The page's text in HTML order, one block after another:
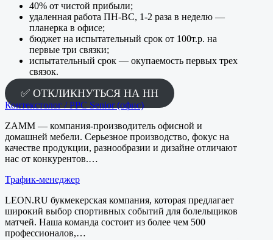
40% от чистой прибыли;
удаленная работа ПН-ВС, 1-2 раза в неделю —
планерка в офисе;
бюджет на испытательный срок от 100т.р. на
первые три связки;
испытательный срок — окупаемость первых трех
связок.
✅ ОТКЛИКНУТЬСЯ НА HH
Контекстолог / PPC Senior (офис)
ZAMM — компания-производитель офисной и
домашней мебели. Серьезное производство, фокус на
качестве продукции, разнообразии и дизайне отличают
нас от конкурентов.…
Трафик-менеджер
LEON.RU букмекерская компания, которая предлагает
широкий выбор спортивных событий для болельщиков
матчей. Наша команда состоит из более чем 500
профессионалов,…